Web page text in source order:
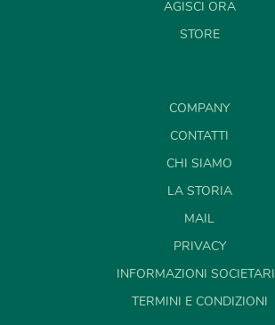
AGISCI ORA
STORE
COMPANY
CONTATTI
CHI SIAMO
LA STORIA
MAIL
PRIVACY
INFORMAZIONI
TERMINI E CONDIZIONI